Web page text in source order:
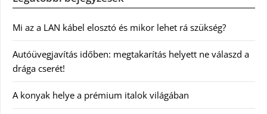
Mi az a LAN kábel elosztó és mikor lehet rá szükség?
Autóüvegjavítás időben: megtakarítás helyett ne válaszd a
drága cserét!
A konyak helye a prémium italok világában